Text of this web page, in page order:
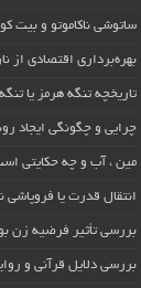
ساتوشی ناکاموتو و بیت
بهره‌برداری اقتصادی از
تاریخچه تنگه هرمز یا
چرایی و چگونگی ایجاد
مین ، آب و چه حکایتی
انتقال قدرت یا فروپاشی
بررسی تأثیر فرضیه زن
بررسی دلایل قرآنی و